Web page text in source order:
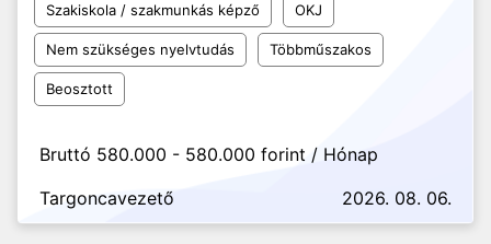
Szakiskola / szakmunkás képző OKJ
Nem szükséges nyelvtudás Többműszakos
Beosztott
Bruttó 580.000 - 580.000 forint / Hónap
Targoncavezető
2026. 08. 06.